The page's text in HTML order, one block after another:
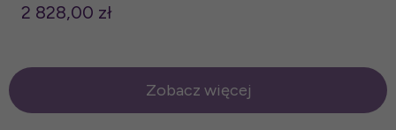
2 828,00 zł
Zobacz więcej